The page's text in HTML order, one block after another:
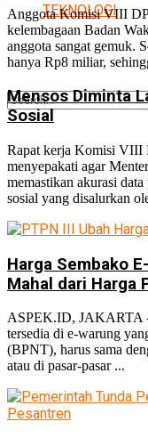
TEKNOLOGI
No Result
Anggota Komisi VIII
kelembagaan Badan
anggota sangat gemuk.
hanya Rp8 miliar,
Mensos Diminta
Sosial
Rapat kerja Komisi VIII
menyepakati agar
memastikan akurasi
sosial yang disalurkan
Harga Sembako
Mahal dari Harga
ASPEK.ID, JAKARTA -
tersedia di e-warung
(BPNT), harus sama
atau di pasar-pasar ...